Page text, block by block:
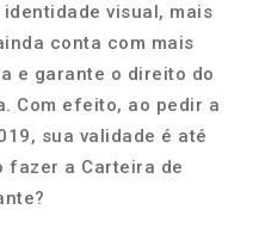
visual, mais
conta com mais
e garante o direito do
Com efeito, ao pedir a
sua validade é até
fazer a Carteira de